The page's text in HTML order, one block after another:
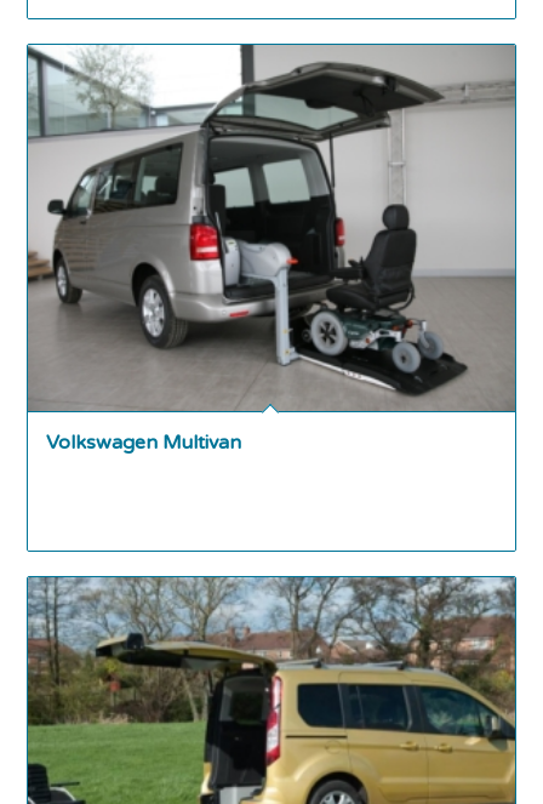
Volkswagen Multivan